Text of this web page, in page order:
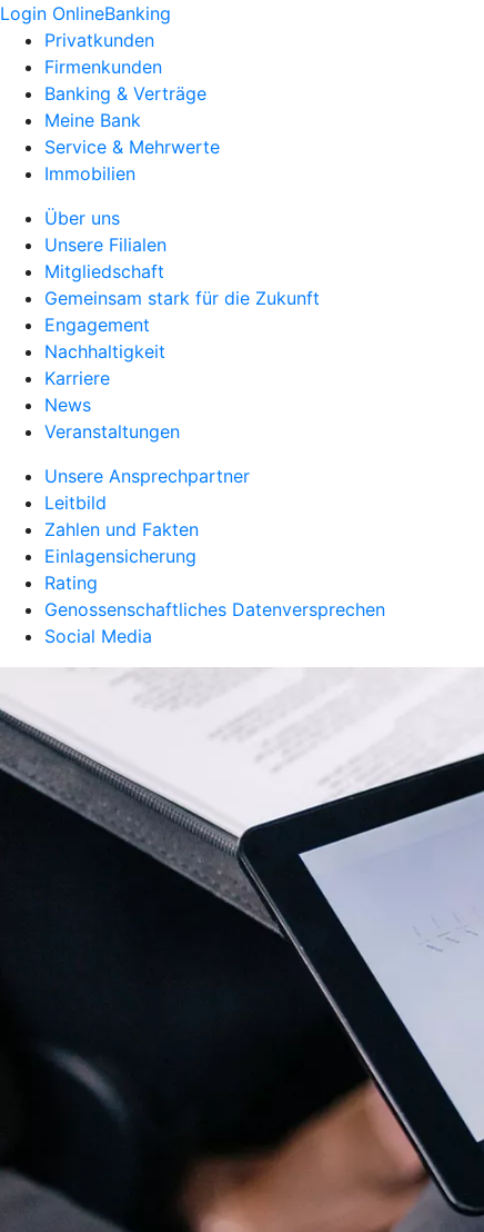
Login OnlineBanking
Privatkunden
Firmenkunden
Banking & Verträge
Meine Bank
Service & Mehrwerte
Immobilien
Über uns
Unsere Filialen
Mitgliedschaft
Gemeinsam stark für die Zukunft
Engagement
Nachhaltigkeit
Karriere
News
Veranstaltungen
Unsere Ansprechpartner
Leitbild
Zahlen und Fakten
Einlagensicherung
Rating
Genossenschaftliches Datenversprechen
Social Media